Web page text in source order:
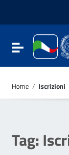
Vai al footer
Attiva /
Home / Iscrizioni
Tag: